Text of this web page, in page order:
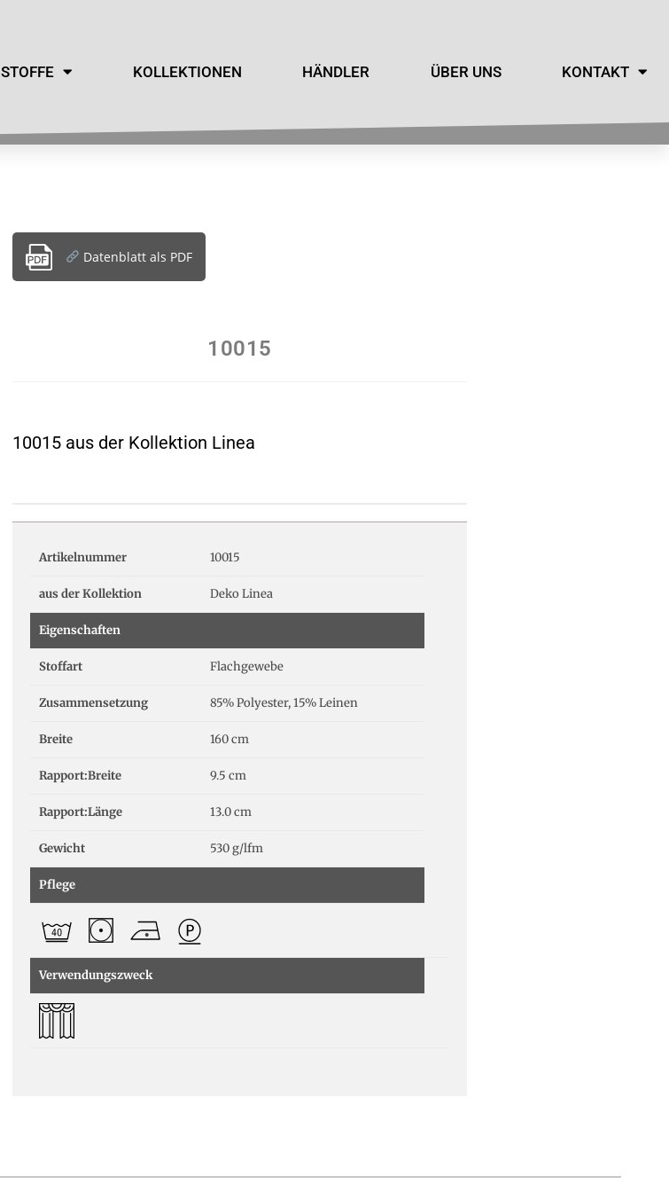
STOFFE KOLLEKTIONEN HÄNDLER ÜBER UNS KONTAKT
Datenblatt als PDF
10015
10015 aus der Kollektion Linea
Artikelnummer 10015
aus der Kollektion Deko Linea
Eigenschaften
Stoffart Flachgewebe
Zusammensetzung 85% Polyester, 15% Leinen
Breite 160 cm
Rapport:Breite 9.5 cm
Rapport:Länge 13.0 cm
Gewicht 530 g/lfm
Pflege
Verwendungszweck